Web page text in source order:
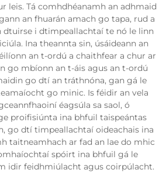
leis. Tá comhdhéanamh an adhmaid
an fhuarán amach go tapa, rud a
dtuirse i dtimpeallachtaí te nó le linn
Ina theannta sin, úsáideann an
an t-ordú a chaithfear a chur ar
go mbíonn an t-áis agus an t-ordú
go dtí an tráthnóna, gan gá le
go minic. Is féidir an vela
éagsúla sa saol, ó
proifisiúnta ina bhfuil taispeántas
go dtí timpeallachtaí oideachais ina
taitneamhach ar fad an lae do mhic
spóirt ina bhfuil gá le
idir feidhmiúlacht agus coirpúlacht.